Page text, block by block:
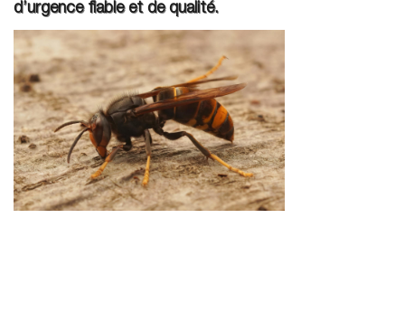
d’urgence fiable et de qualité.